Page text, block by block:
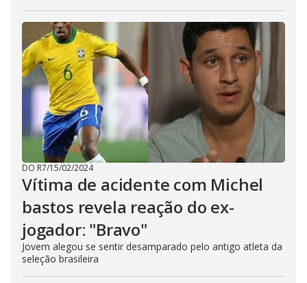
DO R7/15/02/2024
Vítima de acidente com Michel
bastos revela reação do ex-
jogador: "Bravo"
Jovem alegou se sentir desamparado pelo antigo atleta da
seleção brasileira